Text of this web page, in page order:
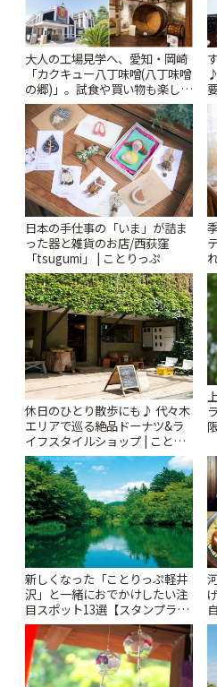
大人の工場見学へ、愛知・岡崎
「カクキュー八丁味噌(八丁味噌
の郷)」。試食や買い物も楽しみ
♪ | ことりっぷ
日本の手仕事の「いま」が詰ま
った器と雑貨のお店/西荻窪
「tsugumi」 | ことりっぷ
休日のひとり散歩にも♪ 代々木
エリアで巡る絶品ドーナツ&ラ
イフスタイルショップ | ことり
っぷ
新しくなった「ことりっぷ軽井
沢」と一緒におでかけしたい注
目スポット13選【スタンプラリ
ー開催中】 | ことりっぷ